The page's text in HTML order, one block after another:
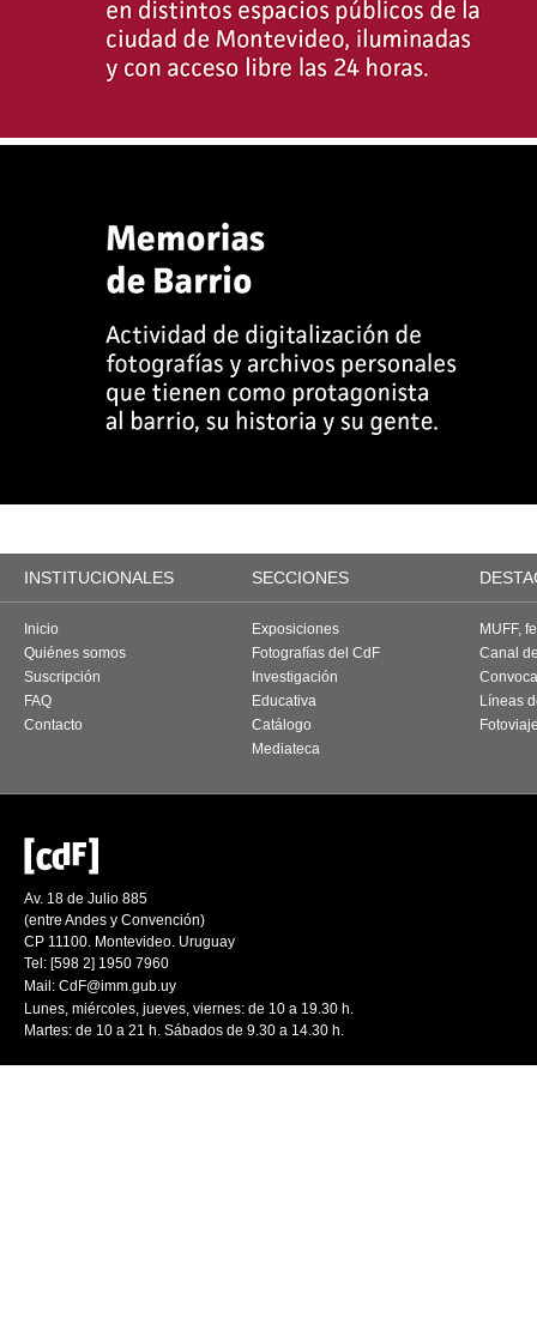
INSTITUCIONALES SECCIONES
Inicio
Quiénes somos
Suscripción
FAQ
Contacto
Exposiciones
Fotografías del CdF
Investigación
Educativa
Catálogo
Mediateca
MUFF,
Canal
Líneas
Av. 18 de Julio 885
(entre Andes y Convención)
CP 11100. Montevideo. Uruguay
Tel: [598 2] 1950 7960
Mail: CdF@imm.gub.uy
Lunes, miércoles, jueves, viernes: de 10 a 19.30 h.
Martes: de 10 a 21 h. Sábados de 9.30 a 14.30 h.